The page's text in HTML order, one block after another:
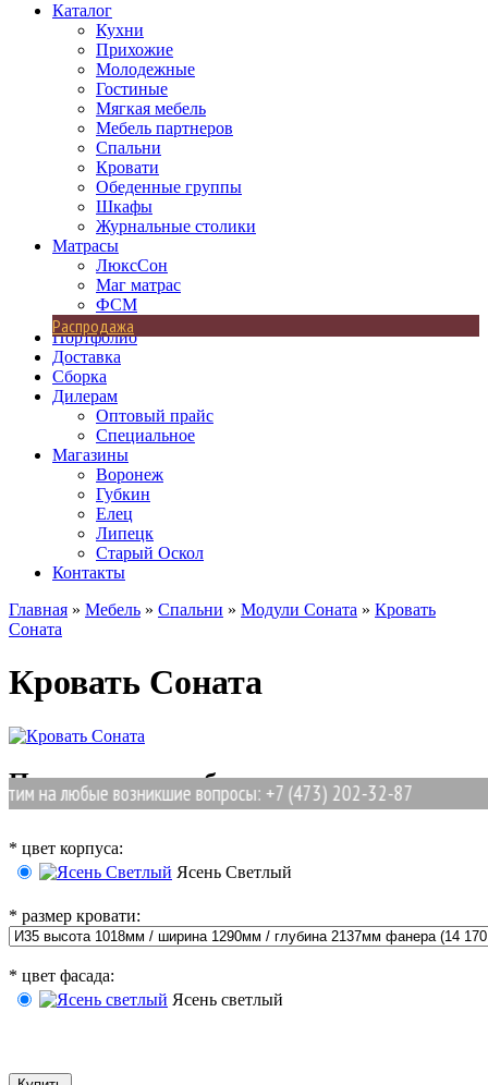
Каталог
Кухни
Прихожие
Молодежные
Гостиные
Мягкая мебель
Мебель партнеров
Спальни
Кровати
Обеденные группы
Шкафы
Журнальные столики
Матрасы
ЛюксСон
Маг матрас
ФСМ
Распродажа
Портфолио
Доставка
Сборка
Дилерам
Оптовый прайс
Специальное
Магазины
Воронеж
Губкин
Елец
Липецк
Старый Оскол
Контакты
на любые возникшие вопросы: +7 (473) 202-32-87
Главная » Мебель » Спальни » Модули Соната » Кровать
Соната
Кровать Соната
Позиции для выбора
* цвет корпуса:
Ясень Светлый
* размер кровати:
* цвет фасада:
Ясень светлый